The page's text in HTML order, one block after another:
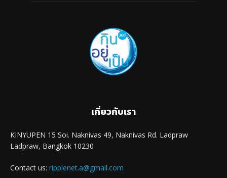
เกี่ยวกับเรา
KINYUPEN 15 Soi. Naknivas 49, Naknivas Rd. Ladpraw
Ladpraw, Bangkok 10230
Contact us: ripplenet.a@gmail.com